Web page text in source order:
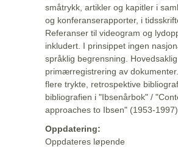
småtrykk, artikler og kapitler i
og konferanserapporter, i
Referanser til videogram og
inkludert. I prinsippet ingen
språklig begrensning.
primærregistrering av
flere trykte, retrospektive
bibliografien i "Ibsenårbok" /
approaches to Ibsen" (1953-
Oppdatering:
Oppdateres løpende